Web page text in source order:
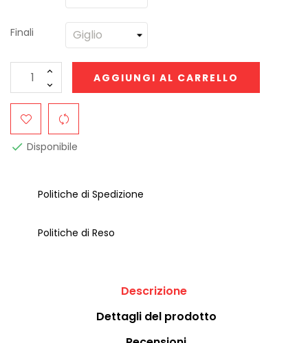
Finali
AGGIUNGI AL CARRELLO
 Disponibile
Politiche di Spedizione
Politiche di Reso
Descrizione
Dettagli del prodotto